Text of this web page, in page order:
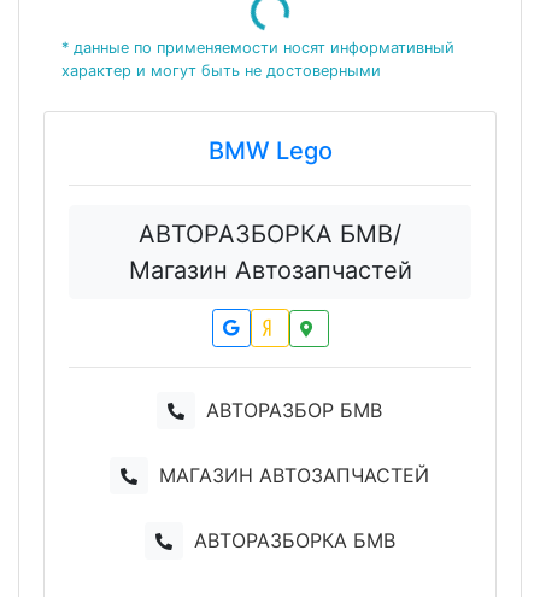
Loading...
* данные по применяемости носят информативный
характер и могут быть не достоверными
BMW Lego
АВТОРАЗБОРКА БМВ/
Магазин Автозапчастей
АВТОРАЗБОР БМВ
МАГАЗИН АВТОЗАПЧАСТЕЙ
АВТОРАЗБОРКА БМВ